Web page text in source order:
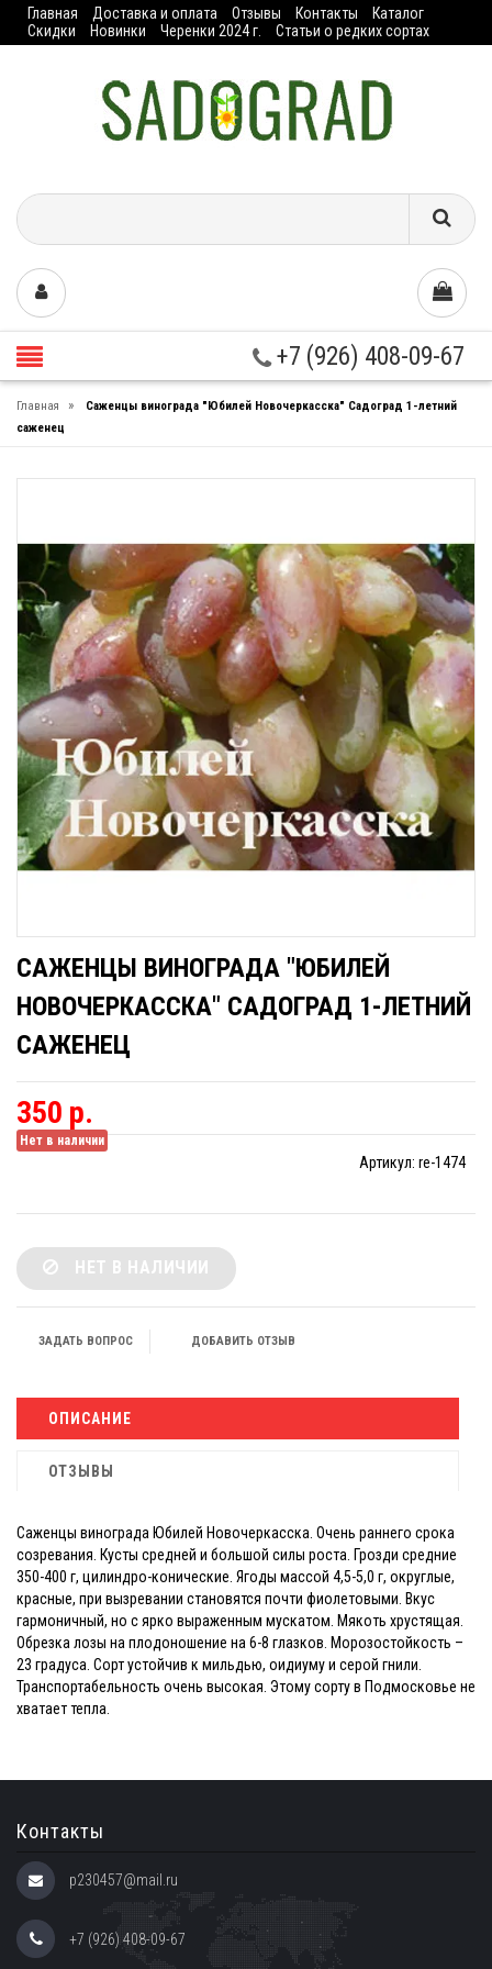
Главная Доставка и оплата Отзывы Контакты
Каталог
Скидки
Новинки Черенки 2024 г. Статьи о редких сортах
+7 (926) 408-09-67
Главная »
Саженцы винограда "Юбилей Новочеркасска" Садоград 1-летний
саженец
САЖЕНЦЫ ВИНОГРАДА "ЮБИЛЕЙ
НОВОЧЕРКАССКА" САДОГРАД 1-ЛЕТНИЙ
САЖЕНЕЦ
350 р.
Нет в наличии
Артикул: re-1474
НЕТ В НАЛИЧИИ
ЗАДАТЬ ВОПРОС ДОБАВИТЬ ОТЗЫВ
ОПИСАНИЕ
ОТЗЫВЫ
Саженцы винограда Юбилей Новочеркасска. Очень раннего срока
созревания. Кусты средней и большой силы роста. Грозди средние
350-400 г, цилиндро-конические. Ягоды массой 4,5-5,0 г, округлые,
красные, при вызревании становятся почти фиолетовыми. Вкус
гармоничный, но с ярко выраженным мускатом. Мякоть хрустящая.
Обрезка лозы на плодоношение на 6-8 глазков. Морозостойкость –
23 градуса. Сорт устойчив к мильдью, оидиуму и серой гнили.
Транспортабельность очень высокая. Этому сорту в Подмосковье не
хватает тепла.
Контакты
p230457@mail.ru
+7 (926) 408-09-67